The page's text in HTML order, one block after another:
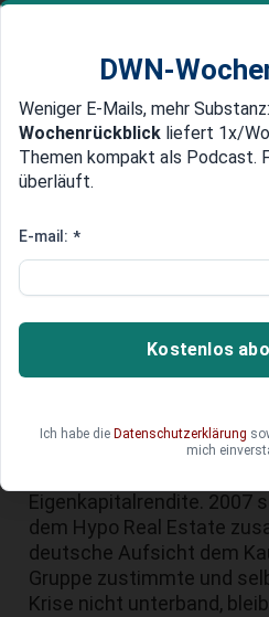
Newsticker MEIN DWN:
Edelmetalle DWN-
Wenig Eigenkapital, viel Risiko
Finanzaufsicht
Depfa-Bank
Abenteuer ab
Das Unglück der Depfa
um am globalen Kasino
Mit den geringsten
Eigenkapitalrendite. 2007
dem Hypo Real Estate
deutsche Aufsicht dem
Gruppe zustimmte und
Krise nicht unterband,
DWN-
Weniger E-Mails, mehr
Wochenrückblick liefert 1x/
Themen kompakt als Podcast.
überläuft.
E-mail: *
Kostenlos
Ich habe die Datenschutzerklärung
mich